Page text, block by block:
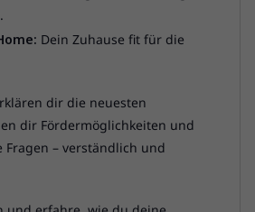
Dein Zuhause fit für die
dir die neuesten
dir Fördermöglichkeiten und
– verständlich und